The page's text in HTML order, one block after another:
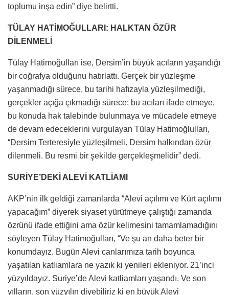
toplumu inşa edin” diye belirtti.
TÜLAY HATİMOĞULLARI: HALKTAN ÖZÜR
DİLENMELİ
Tülay Hatimoğulları ise, Dersim’in büyük acıların yaşandığı
bir coğrafya olduğunu hatırlattı. Gerçek bir yüzleşme
yaşanmadığı sürece, bu tarihi hafızayla yüzleşilmediği,
gerçekler açığa çıkmadığı sürece; bu acıları ifade etmeye,
bu konuda hak talebinde bulunmaya ve mücadele etmeye
de devam edeceklerini vurgulayan Tülay Hatimoğlulları,
“Dersim Terteresiyle yüzleşilmeli. Dersim halkından özür
dilenmeli. Bu resmi bir şekilde gerçekleşmelidir” dedi.
SURİYE’DEKİ ALEVİ KATLİAMI
AKP’nin ilk geldiği zamanlarda “Alevi açılımı ve Kürt açılımı
yapacağım” diyerek siyaset yürütmeye çalıştığı zamanda
özrünü ifade ettiğini ama özür kelimesini tamamlamadığını
söyleyen Tülay Hatimoğulları, “Ve şu an daha beter bir
konumdayız. Bugün Alevi canlarımıza tarih boyunca
yaşatılan katliamlara ne yazık ki yenileri ekleniyor. 21’inci
yüzyıldayız. Suriye’de Alevi katliamları yaşandı. Ve son
yılların, son yüzyılın diyebiliriz ki en büyük Alevi